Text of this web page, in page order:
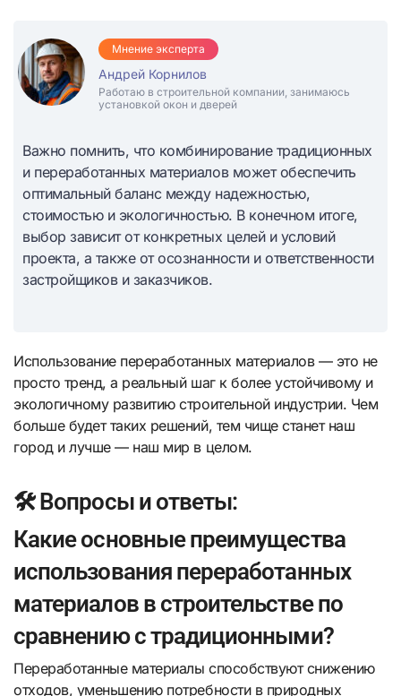
Мнение эксперта
Андрей Корнилов
Работаю в строительной компании, занимаюсь
установкой окон и дверей
Важно помнить, что комбинирование традиционных
и переработанных материалов может обеспечить
оптимальный баланс между надежностью,
стоимостью и экологичностью. В конечном итоге,
выбор зависит от конкретных целей и условий
проекта, а также от осознанности и ответственности
застройщиков и заказчиков.
Использование переработанных материалов — это не
просто тренд, а реальный шаг к более устойчивому и
экологичному развитию строительной индустрии. Чем
больше будет таких решений, тем чище станет наш
город и лучше — наш мир в целом.
🛠️ Вопросы и ответы:
Какие основные преимущества
использования переработанных
материалов в строительстве по
сравнению с традиционными?
Переработанные материалы способствуют снижению
отходов, уменьшению потребности в природных